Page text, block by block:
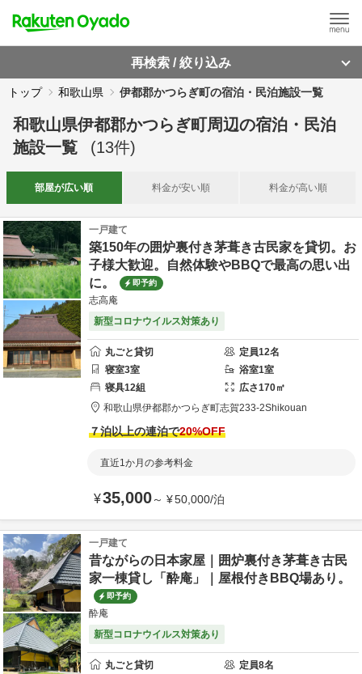
再検索 / 絞り込み
トップ 和歌山県 伊都郡かつらぎ町の宿泊・民泊施設一覧
和歌山県伊都郡かつらぎ町周辺の宿泊・民泊
施設一覧
(13件)
部屋が広い順 料金が安い順 料金が高い順
一戸建て
築150年の囲炉裏付き茅葺き古民家を貸切。お
子様大歓迎。自然体験やBBQで最高の思い出
に。
即予約
志高庵
新型コロナウイルス対策あり
丸ごと貸切 定員12名
寝室3室 浴室1室
寝具12組 広さ170㎡
和歌山県伊都郡かつらぎ町志賀233-2Shikouan
７泊以上の連泊で20%OFF
直近1か月の参考料金
¥35,000～ ¥50,000/泊
一戸建て
昔ながらの日本家屋｜囲炉裏付き茅葺き古民
家一棟貸し「酔庵」｜屋根付きBBQ場あり。
即予約
酔庵
新型コロナウイルス対策あり
丸ごと貸切 定員8名